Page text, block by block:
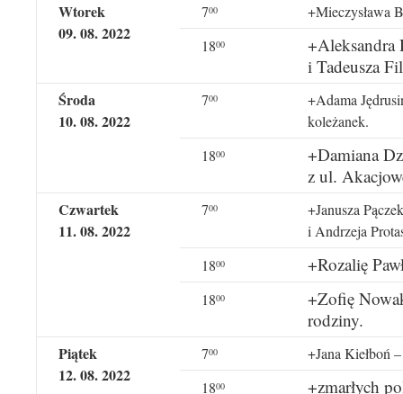
Wtorek
09. 08. 2022
700
+Mieczysława
1800
+Aleksandra
i Tadeusza
Środa
10. 08. 2022
700
+Adama
koleżanek.
1800
+Damiana
z ul.
Czwartek
11. 08. 2022
700
+Janusza
i Andrzeja
1800 +Rozalię
1800
+Zofię
rodziny.
Piątek
12. 08. 2022
700
+Jana Kiełboń
1800
+zmarłych